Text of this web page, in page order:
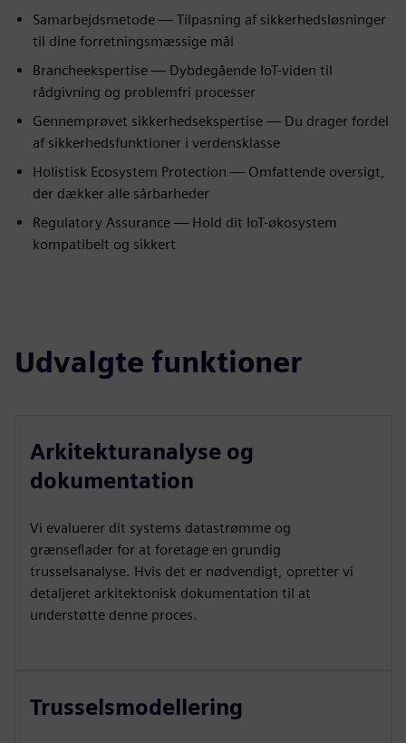
Samarbejdsmetode — Tilpasning af sikkerhedsløsninger
til dine forretningsmæssige mål
Brancheekspertise — Dybdegående IoT-viden til
rådgivning og problemfri processer
Gennemprøvet sikkerhedsekspertise — Du drager fordel
af sikkerhedsfunktioner i verdensklasse
Holistisk Ecosystem Protection — Omfattende oversigt,
der dækker alle sårbarheder
Regulatory Assurance — Hold dit IoT-økosystem
kompatibelt og sikkert
Udvalgte funktioner
Arkitekturanalyse og
dokumentation
Vi evaluerer dit systems datastrømme og
grænseflader for at foretage en grundig
trusselsanalyse. Hvis det er nødvendigt, opretter vi
detaljeret arkitektonisk dokumentation til at
understøtte denne proces.
Trusselsmodellering